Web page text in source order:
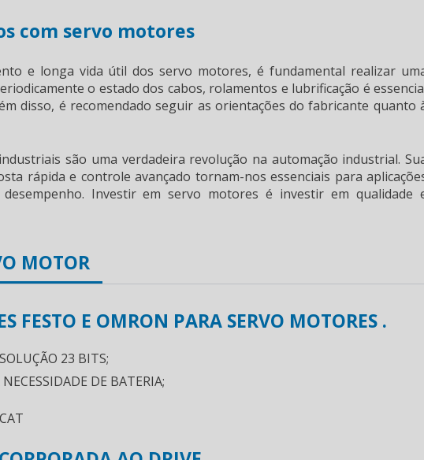
com servo motores
e longa vida útil dos servo motores, é fundamental realizar
o estado dos cabos, rolamentos e lubrificação é
disso, é recomendado seguir as orientações do fabricante quanto
são uma verdadeira revolução na automação industrial.
rápida e controle avançado tornam-nos essenciais para
Investir em servo motores é investir em qualidade
MOTOR
FESTO E OMRON PARA SERVO MOTORES .
23 BITS;
DE BATERIA;